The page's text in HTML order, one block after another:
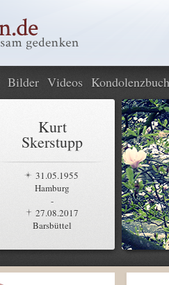
Bilder Videos Kondolenzbuch
Kurt
Skerstupp
31.05.1955
Hamburg
-
27.08.2017
Barsbüttel